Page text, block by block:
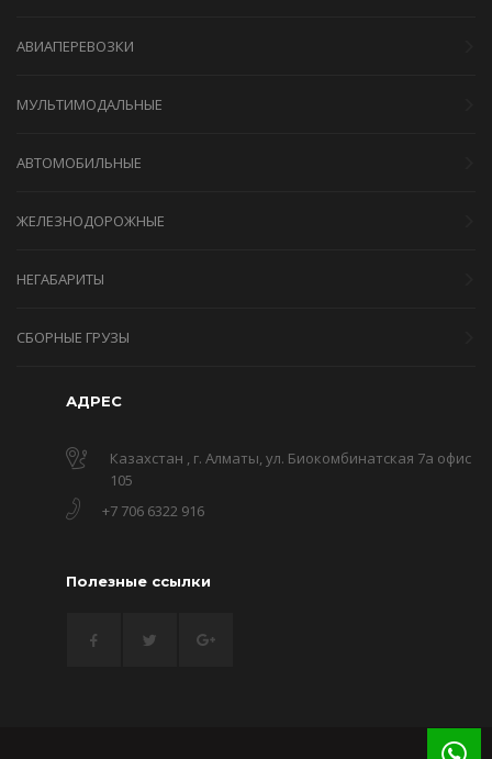
АВИАПЕРЕВОЗКИ
МУЛЬТИМОДАЛЬНЫЕ
АВТОМОБИЛЬНЫЕ
ЖЕЛЕЗНОДОРОЖНЫЕ
НЕГАБАРИТЫ
СБОРНЫЕ ГРУЗЫ
АДРЕС
Казахстан , г. Алматы, ул. Биокомбинатская 7а офис
105
+7 706 6322 916
Полезные ссылки